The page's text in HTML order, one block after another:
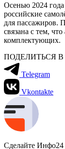
Осенью 2024
российские
для пассажиров.
связана с тем,
комплектующих.
ПОДЕЛИТЬСЯ В
Telegram
Vkontakte
Сделайте